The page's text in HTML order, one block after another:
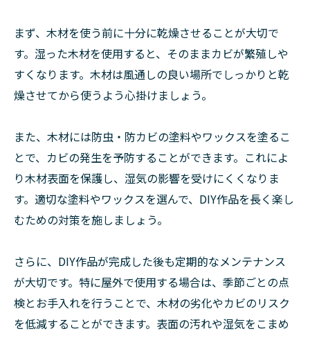
まず、木材を使う前に十分に乾燥させることが大切で
す。湿った木材を使用すると、そのままカビが繁殖しや
すくなります。木材は風通しの良い場所でしっかりと乾
燥させてから使うよう心掛けましょう。
また、木材には防虫・防カビの塗料やワックスを塗るこ
とで、カビの発生を予防することができます。これによ
り木材表面を保護し、湿気の影響を受けにくくなりま
す。適切な塗料やワックスを選んで、DIY作品を長く楽し
むための対策を施しましょう。
さらに、DIY作品が完成した後も定期的なメンテナンス
が大切です。特に屋外で使用する場合は、季節ごとの点
検とお手入れを行うことで、木材の劣化やカビのリスク
を低減することができます。表面の汚れや湿気をこまめ